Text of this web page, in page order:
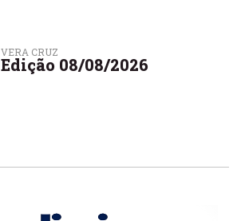
VERA CRUZ
Edição 08/08/2026